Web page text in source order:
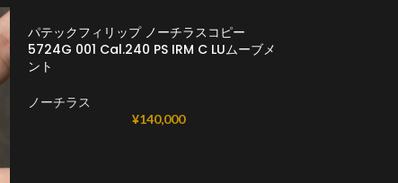
パテックフィリップ ノーチラスコピー
5724G 001 Cal.240 PS IRM C LUムーブメ
ント
ノーチラス
¥140,000